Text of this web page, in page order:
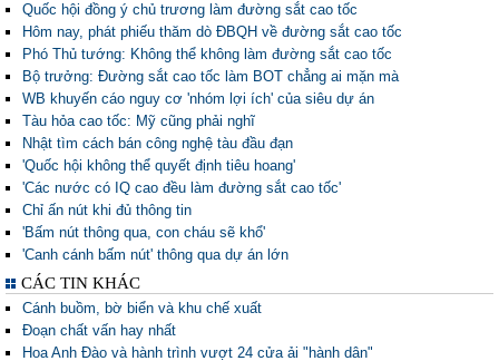
Quốc hội đồng ý chủ trương làm đường sắt cao tốc
Hôm nay, phát phiếu thăm dò ĐBQH về đường sắt cao tốc
Phó Thủ tướng: Không thể không làm đường sắt cao tốc
Bộ trưởng: Đường sắt cao tốc làm BOT chẳng ai mặn mà
WB khuyến cáo nguy cơ 'nhóm lợi ích' của siêu dự án
Tàu hỏa cao tốc: Mỹ cũng phải nghĩ
Nhật tìm cách bán công nghệ tàu đầu đạn
'Quốc hội không thể quyết định tiêu hoang'
'Các nước có IQ cao đều làm đường sắt cao tốc'
Chỉ ấn nút khi đủ thông tin
'Bấm nút thông qua, con cháu sẽ khổ'
'Canh cánh bấm nút' thông qua dự án lớn
CÁC TIN KHÁC
Cánh buồm, bờ biển và khu chế xuất
Đoạn chất vấn hay nhất
Hoa Anh Đào và hành trình vượt 24 cửa ải "hành dân"